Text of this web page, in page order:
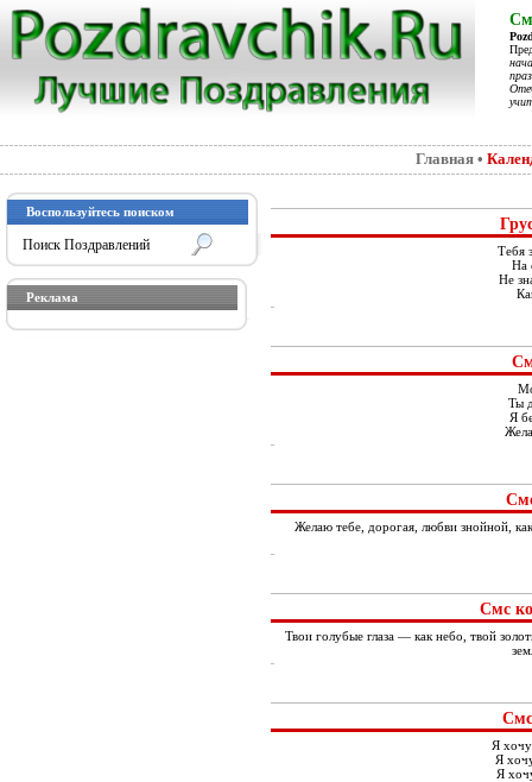
Главная •
Воспользуйтесь поиском
Реклама
Тебя
На
Не
Ты
Я
Желаю тебе, дорогая, любви знойной,
Смс
Твои голубые глаза — как небо, твой
Я
Я
Я